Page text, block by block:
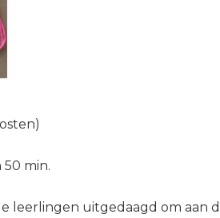
min.
leerlingen uitgedaagd om aan